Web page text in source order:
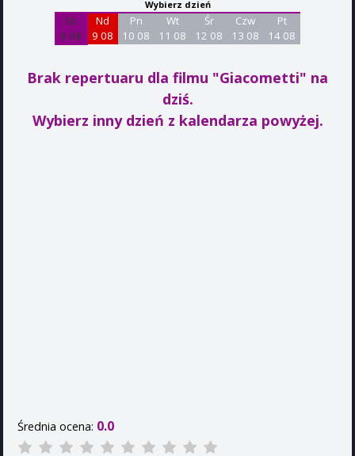
Wybierz dzień
Sb
8 08
Nd
9 08
Pn
10 08
Wt
11 08
Śr
12 08
Czw
13 08
Pt
14 08
Brak repertuaru dla filmu "Giacometti" na
dziś.
Wybierz inny dzień z kalendarza powyżej.
Średnia ocena: 0.0